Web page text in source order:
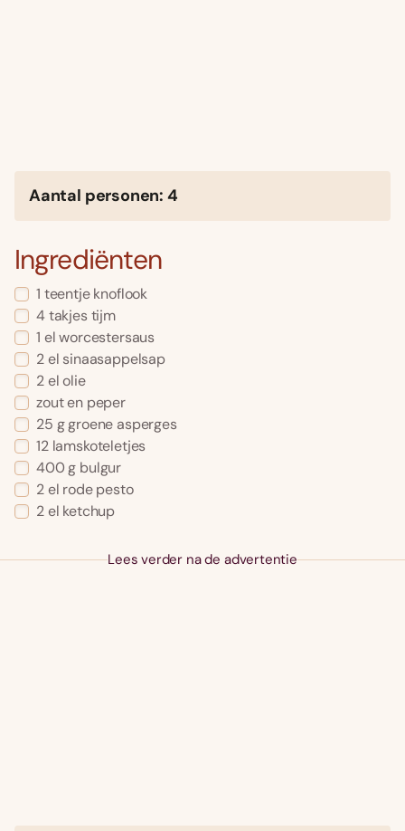
Aantal personen: 4
Ingrediënten
1 teentje knoflook
4 takjes tijm
1 el worcestersaus
2 el sinaasappelsap
2 el olie
zout en peper
25 g groene asperges
12 lamskoteletjes
400 g bulgur
2 el rode pesto
2 el ketchup
Lees verder na de advertentie